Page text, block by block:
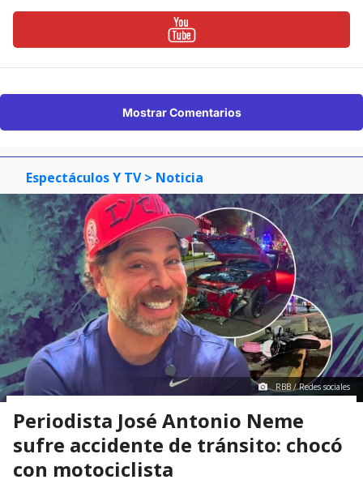
Mostrar Comentarios
Espectáculos Y TV > Noticia
RBB / Redes sociales
Periodista José Antonio Neme
sufre accidente de tránsito: chocó
con motociclista